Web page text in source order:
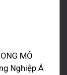
MÔ
Nghiệp Á